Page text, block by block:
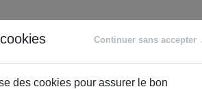
ACCOMPAGNEMENT
Continuer sans accepter
des cookies pour assurer le bon